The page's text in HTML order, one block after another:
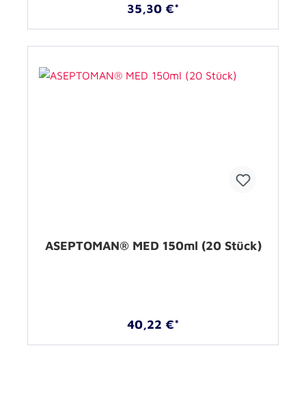
35,30 €*
ASEPTOMAN® MED 150ml (20 Stück)
40,22 €*